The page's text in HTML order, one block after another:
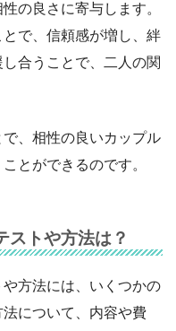
性の良さに寄与します。
で、信頼感が増し、絆
合うことで、二人の関
、相性の良いカップル
とができるのです。
ストや方法は？
方法には、いくつかの
について、内容や費